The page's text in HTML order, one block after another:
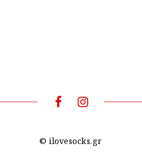
© ilovesocks.gr